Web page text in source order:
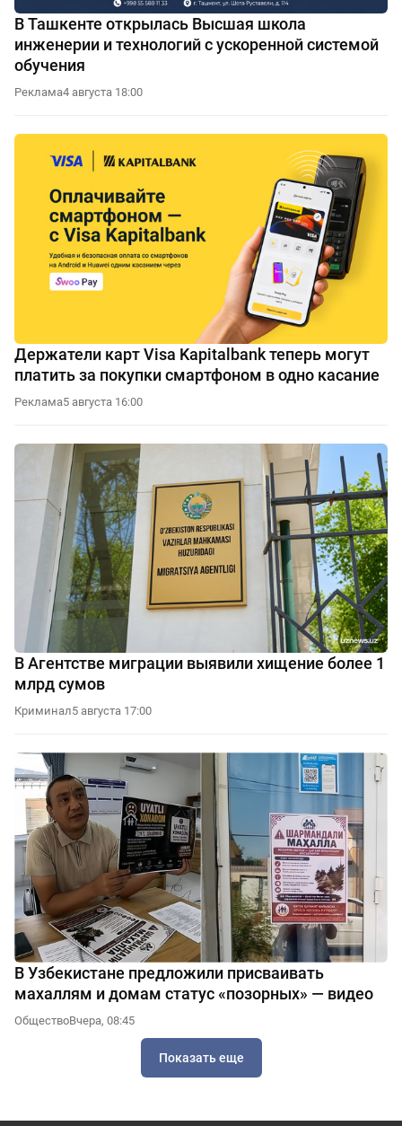
В Ташкенте открылась Высшая школа
инженерии и технологий с ускоренной системой
обучения
Реклама4 августа 18:00
Держатели карт Visa Kapitalbank теперь могут
платить за покупки смартфоном в одно касание
Реклама5 августа 16:00
В Агентстве миграции выявили хищение более 1
млрд сумов
Криминал5 августа 17:00
В Узбекистане предложили присваивать
махаллям и домам статус «позорных» — видео
ОбществоВчера, 08:45
Показать еще